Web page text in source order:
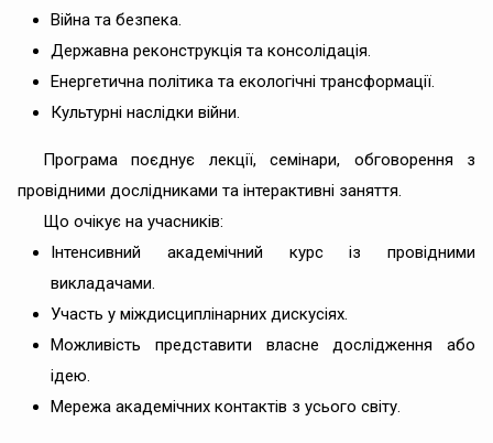
Війна та безпека.
Державна реконструкція та консолідація.
Енергетична політика та екологічні трансформації.
Культурні наслідки війни.
Програма поєднує лекції, семінари, обговорення з
провідними дослідниками та інтерактивні заняття.
Що очікує на учасників:
Інтенсивний академічний курс із провідними
викладачами.
Участь у міждисциплінарних дискусіях.
Можливість представити власне дослідження або
ідею.
Мережа академічних контактів з усього світу.